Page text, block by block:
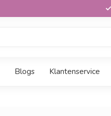
Blogs Klantenservice